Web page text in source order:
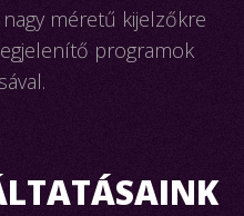
méretű kijelzőkre
programok